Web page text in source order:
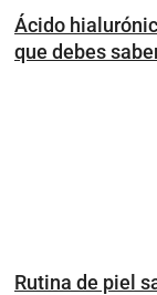
Ácido
que debes
Rutina de piel